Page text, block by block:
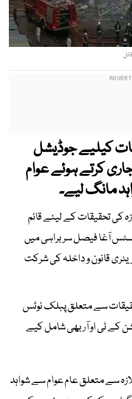
کیلیے جوڈیشل
کرتے ہوئے عوام
مانگ لیے۔
کی تحقیقات کے لیئے قائم
آغا فیصل سربراہی میں
قانون و داخلہ کی شرکت
سے متعلق پبلک نوٹس
کے ٹی او آر بھی شامل کیے
سے متعلق عام عوام سے شواہد